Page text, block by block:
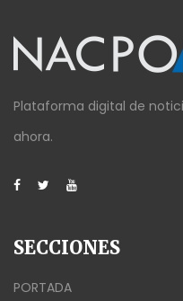
Plataforma digital de
ahora.
SECCIONES
PORTADA